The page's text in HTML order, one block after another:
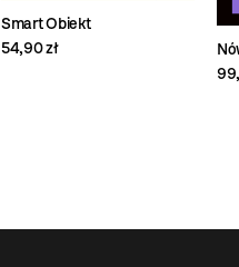
Smart Obiekt
54,90 zł